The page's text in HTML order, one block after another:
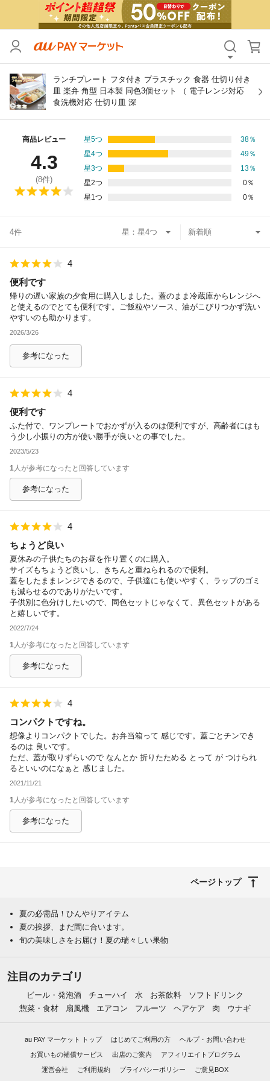
ランチプレート フタ付き プラスチック 食器 仕切り付き
皿 楽弁 角型 日本製 同色3個セット （ 電子レンジ対応
食洗機対応 仕切り皿 深
商品レビュー
4.3
(8件)
星5つ 38％
星4つ
49％
星3つ
13％
星2つ
0％
星1つ
0％
4件 星：
4
便利です
帰りの遅い家族の夕食用に購入しました。蓋のまま冷蔵庫からレンジへ
と使えるのでとても便利です。ご飯粒やソース、油がこびりつかず洗い
やすいのも助かります。
2026/3/26
参考になった
4
便利です
ふた付で、ワンプレートでおかずが入るのは便利ですが、高齢者にはも
う少し小振りの方が使い勝手が良いとの事でした。
2023/5/23
1人が参考になったと回答しています
参考になった
4
ちょうど良い
夏休みの子供たちのお昼を作り置くのに購入。
サイズもちょうど良いし、きちんと重ねられるので便利。
蓋をしたままレンジできるので、子供達にも使いやすく、ラップのゴミ
も減らせるのでありがたいです。
子供別に色分けしたいので、同色セットじゃなくて、異色セットがある
と嬉しいです。
2022/7/24
1人が参考になったと回答しています
参考になった
4
コンパクトですね。
想像よりコンパクトでした。お弁当箱って 感じです。蓋ごとチンでき
るのは 良いです。
ただ、蓋が取りずらいので なんとか 折りたためる とって が つけられ
るといいのになぁと 感じました。
2021/11/21
1人が参考になったと回答しています
参考になった
ページトップ
夏の必需品！ひんやりアイテム
夏の挨拶、まだ間に合います。
旬の美味しさをお届け！夏の瑞々しい果物
注目のカテゴリ
ビール・発泡酒 チューハイ 水 お茶飲料
ソフトドリンク
惣菜・食材
扇風機 エアコン フルーツ ヘアケア 肉 ウナギ
au PAY マーケット トップ はじめてご利用の方 ヘルプ・お問い合わせ
お買いもの補償サービス 出店のご案内 アフィリエイトプログラム
運営会社 ご利用規約 プライバシーポリシー ご意見BOX
カテゴリ すべて
価格 すべて
支払い方法
その他の条件
送料無料
Pontaパス特典対象すべて
除外ワード